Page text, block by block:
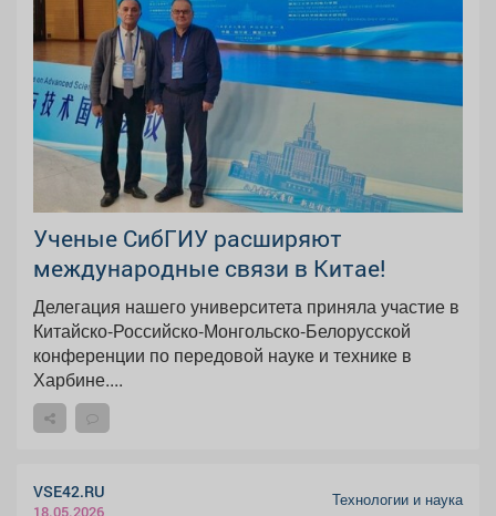
Ученые СибГИУ расширяют
международные связи в Китае!
Делегация нашего университета приняла участие в
Китайско-Российско-Монгольско-Белорусской
конференции по передовой науке и технике в
Харбине....
VSE42.RU
18.05.2026
Технологии и наука